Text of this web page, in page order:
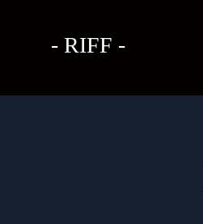
- RIFF -